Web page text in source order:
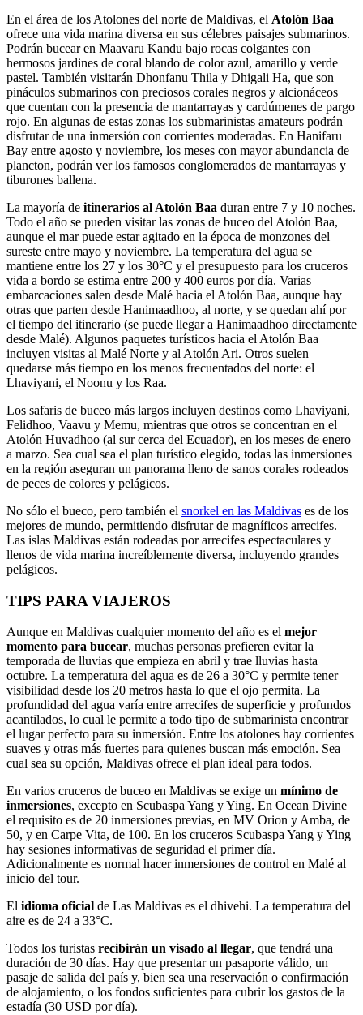
En el área de los Atolones del norte de Maldivas, el Atolón Baa
ofrece una vida marina diversa en sus célebres paisajes submarinos.
Podrán bucear en Maavaru Kandu bajo rocas colgantes con
hermosos jardines de coral blando de color azul, amarillo y verde
pastel. También visitarán Dhonfanu Thila y Dhigali Ha, que son
pináculos submarinos con preciosos corales negros y alcionáceos
que cuentan con la presencia de mantarrayas y cardúmenes de pargo
rojo. En algunas de estas zonas los submarinistas amateurs podrán
disfrutar de una inmersión con corrientes moderadas. En Hanifaru
Bay entre agosto y noviembre, los meses con mayor abundancia de
plancton, podrán ver los famosos conglomerados de mantarrayas y
tiburones ballena.
La mayoría de itinerarios al Atolón Baa duran entre 7 y 10 noches.
Todo el año se pueden visitar las zonas de buceo del Atolón Baa,
aunque el mar puede estar agitado en la época de monzones del
sureste entre mayo y noviembre. La temperatura del agua se
mantiene entre los 27 y los 30°C y el presupuesto para los cruceros
vida a bordo se estima entre 200 y 400 euros por día. Varias
embarcaciones salen desde Malé hacia el Atolón Baa, aunque hay
otras que parten desde Hanimaadhoo, al norte, y se quedan ahí por
el tiempo del itinerario (se puede llegar a Hanimaadhoo directamente
desde Malé). Algunos paquetes turísticos hacia el Atolón Baa
incluyen visitas al Malé Norte y al Atolón Ari. Otros suelen
quedarse más tiempo en los menos frecuentados del norte: el
Lhaviyani, el Noonu y los Raa.
Los safaris de buceo más largos incluyen destinos como Lhaviyani,
Felidhoo, Vaavu y Memu, mientras que otros se concentran en el
Atolón Huvadhoo (al sur cerca del Ecuador), en los meses de enero
a marzo. Sea cual sea el plan turístico elegido, todas las inmersiones
en la región aseguran un panorama lleno de sanos corales rodeados
de peces de colores y pelágicos.
No sólo el bueco, pero también el snorkel en las Maldivas es de los
mejores de mundo, permitiendo disfrutar de magníficos arrecifes.
Las islas Maldivas están rodeadas por arrecifes espectaculares y
llenos de vida marina increíblemente diversa, incluyendo grandes
pelágicos.
TIPS PARA VIAJEROS
Aunque en Maldivas cualquier momento del año es el mejor
momento para bucear, muchas personas prefieren evitar la
temporada de lluvias que empieza en abril y trae lluvias hasta
octubre. La temperatura del agua es de 26 a 30°C y permite tener
visibilidad desde los 20 metros hasta lo que el ojo permita. La
profundidad del agua varía entre arrecifes de superficie y profundos
acantilados, lo cual le permite a todo tipo de submarinista encontrar
el lugar perfecto para su inmersión. Entre los atolones hay corrientes
suaves y otras más fuertes para quienes buscan más emoción. Sea
cual sea su opción, Maldivas ofrece el plan ideal para todos.
En varios cruceros de buceo en Maldivas se exige un mínimo de
inmersiones, excepto en Scubaspa Yang y Ying. En Ocean Divine
el requisito es de 20 inmersiones previas, en MV Orion y Amba, de
50, y en Carpe Vita, de 100. En los cruceros Scubaspa Yang y Ying
hay sesiones informativas de seguridad el primer día.
Adicionalmente es normal hacer inmersiones de control en Malé al
inicio del tour.
El idioma oficial de Las Maldivas es el dhivehi. La temperatura del
aire es de 24 a 33°C.
Todos los turistas recibirán un visado al llegar, que tendrá una
duración de 30 días. Hay que presentar un pasaporte válido, un
pasaje de salida del país y, bien sea una reservación o confirmación
de alojamiento, o los fondos suficientes para cubrir los gastos de la
estadía (30 USD por día).